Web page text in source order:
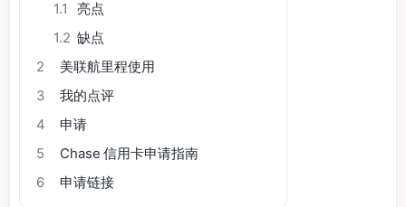
1.1
亮点
1.2 缺点
2
美联航里程使用
3
我的点评
4
申请
5
Chase 信用卡申请指南
6
申请链接